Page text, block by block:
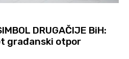
DRUGAČIJE BiH:
građanski otpor